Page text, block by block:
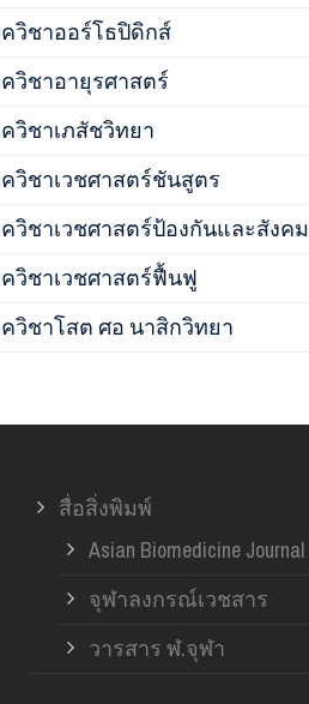
วิชาออร์โธปิดิกส์
วิชาอายุรศาสตร์
วิชาเภสัชวิทยา
วิชาเวชศาสตร์ชันสูตร
วิชาเวชศาสตร์ป้องกันและสังคม
วิชาเวชศาสตร์ฟื้นฟู
วิชาโสต ศอ นาสิกวิทยา
สื่อสิ่งพิมพ์
Asian Biomedicine Journal
จุฬาลงกรณ์เวชสาร
วารสาร ฬ.จุฬา